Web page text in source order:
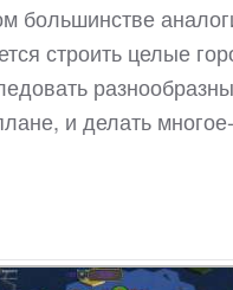
большинстве
строить целые
и делать